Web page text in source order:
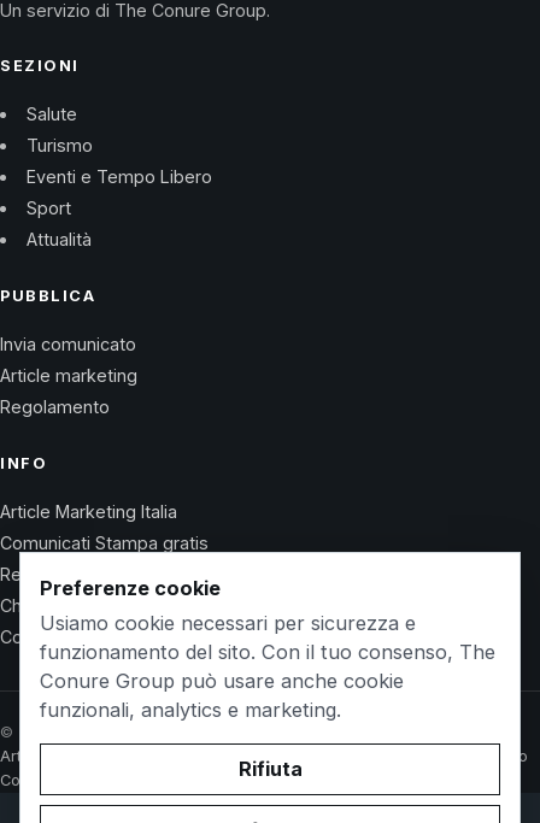
Un servizio di The Conure Group.
SEZIONI
Salute
Turismo
Eventi e Tempo Libero
Sport
Attualità
PUBBLICA
Invia comunicato
Article marketing
Regolamento
INFO
Article Marketing Italia
Comunicati Stampa gratis
Regolamento
Chi Siamo
Contatti
© 2026 Wet Life News · The Conure Group
Article Marketing Italia
Comunicati Stampa gratis
Chi Siamo
Contatti
Preferenze cookie
Usiamo cookie necessari per sicurezza e
funzionamento del sito. Con il tuo consenso, The
Conure Group può usare anche cookie
funzionali, analytics e marketing.
Rifiuta